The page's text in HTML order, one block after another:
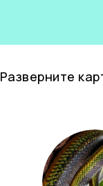
Разверните